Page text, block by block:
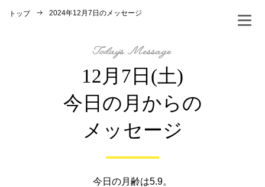
トップ 2024年12月7日のメッセージ
12月7日(土)
今日の月からの
メッセージ
今日の月齢は5.9。